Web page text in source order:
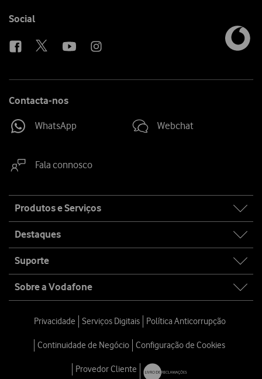
Follow
Social
Contacta-nos
WhatsApp Webchat
Fala connosco
map
Produtos e Serviços
Destaques
Suporte
Sobre a Vodafone
Privacidade Serviços Digitais Política Anticorrupção
Continuidade de Negócio Configuração de Cookies
Provedor Cliente